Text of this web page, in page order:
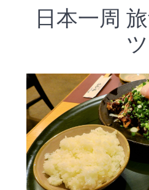
日本一周
ツ